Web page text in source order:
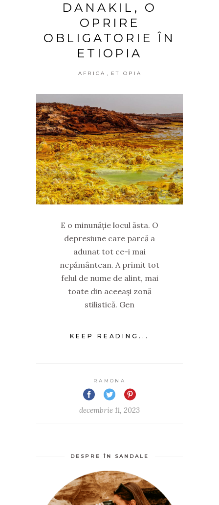
DANAKIL, O
OPRIRE
OBLIGATORIE ÎN
ETIOPIA
AFRICA , ETIOPIA
E o minunăție locul ăsta. O
depresiune care parcă a
adunat tot ce-i mai
nepământean. A primit tot
felul de nume de alint, mai
toate din aceeași zonă
stilistică. Gen
KEEP READING...
RAMONA
decembrie 11, 2023
DESPRE ÎN SANDALE